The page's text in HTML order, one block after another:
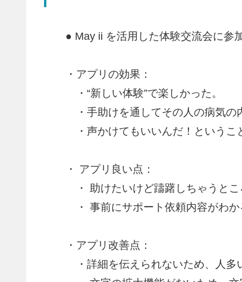
● May ii を活用した体験交流会に参
・アプリの効果：
・“新しい体験”で楽しかった。
・手助けを通してその人の病気の
・声かけてもいいんだ！というこ
・ アプリ良い点：
・ 助けたいけど躊躇しちゃうとこ
・ 事前にサポート依頼内容がわか
・アプリ改善点：
・詳細を伝えられないため、人多